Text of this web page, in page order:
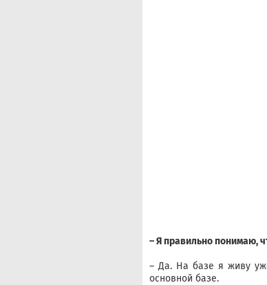
– Я правильно понимаю,
– Да. На базе я живу
основной базе.